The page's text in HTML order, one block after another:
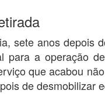
sete anos depois
para a operação
que acabou
de desmobilizar